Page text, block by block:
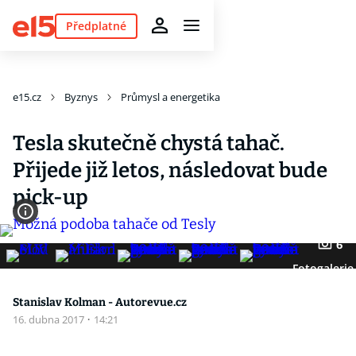
Předplatné
e15.cz Byznys Průmysl a energetika
Tesla skutečně chystá tahač.
Přijede již letos, následovat bude
pick-up
6
Fotogalerie
Stanislav Kolman - Autorevue.cz
16. dubna 2017 · 14:21